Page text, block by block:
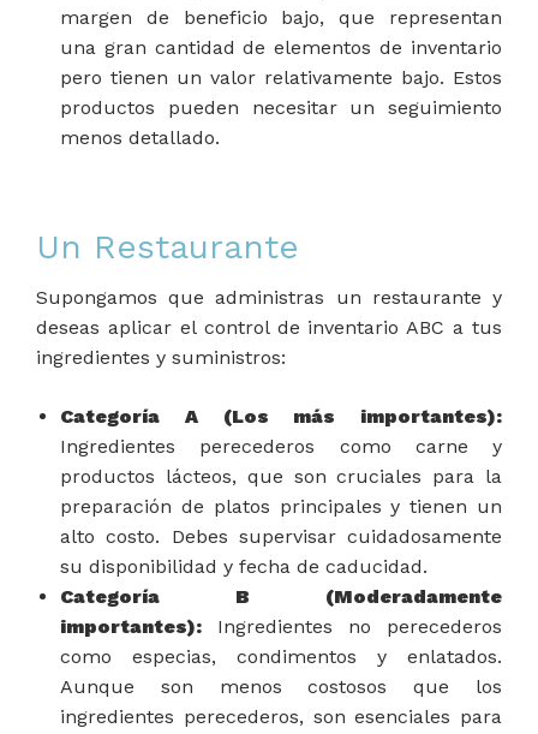
margen de beneficio bajo, que representan
una gran cantidad de elementos de inventario
pero tienen un valor relativamente bajo. Estos
productos pueden necesitar un seguimiento
menos detallado.
Un Restaurante
Supongamos que administras un restaurante y
deseas aplicar el control de inventario ABC a tus
ingredientes y suministros:
Categoría A (Los más importantes):
Ingredientes perecederos como carne y
productos lácteos, que son cruciales para la
preparación de platos principales y tienen un
alto costo. Debes supervisar cuidadosamente
su disponibilidad y fecha de caducidad.
Categoría B (Moderadamente
importantes): Ingredientes no perecederos
como especias, condimentos y enlatados.
Aunque son menos costosos que los
ingredientes perecederos, son esenciales para